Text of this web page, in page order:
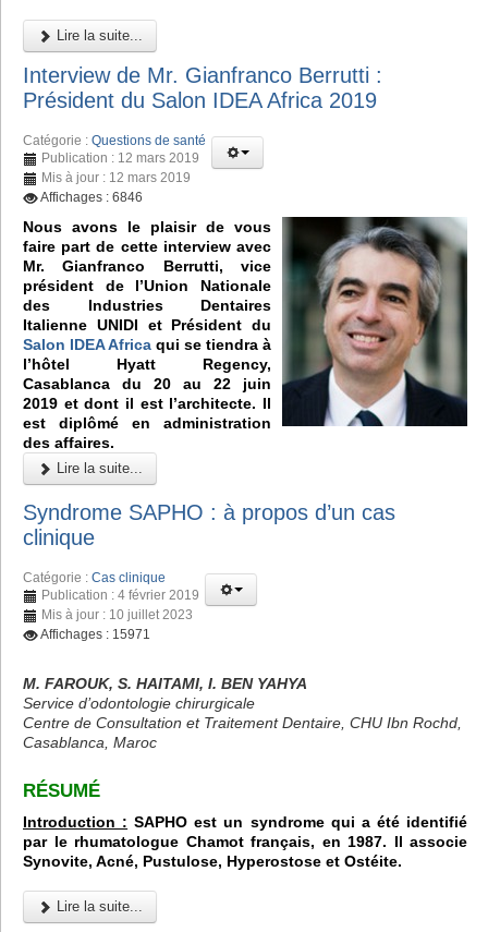
Lire la suite...
Interview de Mr. Gianfranco Berrutti :
Président du Salon IDEA Africa 2019
Catégorie : Questions de santé
Publication : 12 mars 2019
Mis à jour : 12 mars 2019
Affichages : 6846
Nous avons le plaisir de vous
faire part de cette interview avec
Mr. Gianfranco Berrutti, vice
président de l’Union Nationale
des Industries Dentaires
Italienne UNIDI et Président du
Salon IDEA Africa qui se tiendra à
l’hôtel Hyatt Regency,
Casablanca du 20 au 22 juin
2019 et dont il est l’architecte. Il
est diplômé en administration
des affaires.
Lire la suite...
Syndrome SAPHO : à propos d’un cas
clinique
Catégorie : Cas clinique
Publication : 4 février 2019
Mis à jour : 10 juillet 2023
Affichages : 15971
M. FAROUK, S. HAITAMI, I. BEN YAHYA
Service d’odontologie chirurgicale
Centre de Consultation et Traitement Dentaire, CHU Ibn Rochd,
Casablanca, Maroc
RÉSUMÉ
Introduction : SAPHO est un syndrome qui a été identifié
par le rhumatologue Chamot français, en 1987. Il associe
Synovite, Acné, Pustulose, Hyperostose et Ostéite.
Lire la suite...